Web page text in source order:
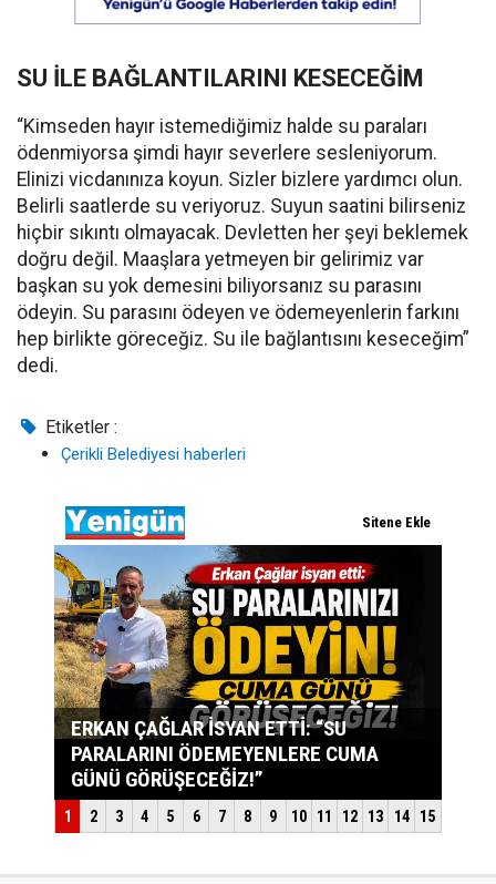
SU İLE BAĞLANTILARINI KESECEĞİM
“Kimseden hayır istemediğimiz halde su paraları
ödenmiyorsa şimdi hayır severlere sesleniyorum.
Elinizi vicdanınıza koyun. Sizler bizlere yardımcı olun.
Belirli saatlerde su veriyoruz. Suyun saatini bilirseniz
hiçbir sıkıntı olmayacak. Devletten her şeyi beklemek
doğru değil. Maaşlara yetmeyen bir gelirimiz var
başkan su yok demesini biliyorsanız su parasını
ödeyin. Su parasını ödeyen ve ödemeyenlerin farkını
hep birlikte göreceğiz. Su ile bağlantısını keseceğim”
dedi.
Etiketler :
Çerikli Belediyesi haberleri